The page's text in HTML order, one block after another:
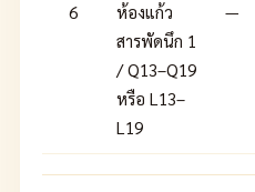
6
ห้องแก้ว
สารพัดนึก 1
/ Q13–Q19
หรือ L13–
L19
—